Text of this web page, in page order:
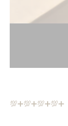
💯➕💯➕💯➕💯➕